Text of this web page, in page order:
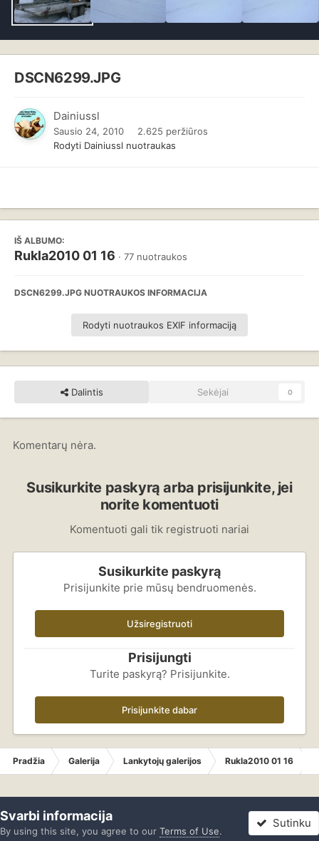
DSCN6299.JPG
Dainiussl
Sausio 24, 2010
2.625 peržiūros
Rodyti Dainiussl nuotraukas
IŠ ALBUMO:
Rukla2010 01 16 · 77 nuotraukos
DSCN6299.JPG NUOTRAUKOS INFORMACIJA
Rodyti nuotraukos EXIF informaciją
Dalintis Sekėjai 0
Komentarų nėra.
Susikurkite paskyrą arba prisijunkite, jei
norite komentuoti
Komentuoti gali tik registruoti nariai
Susikurkite paskyrą
Prisijunkite prie mūsų bendruomenės.
Užsiregistruoti
Prisijungti
Turite paskyrą? Prisijunkite.
Prisijunkite dabar
Pradžia Galerija Lankytojų galerijos Rukla2010 01 16
Svarbi informacija
By using this site, you agree to our Terms of Use.
Sutinku
Forumas Neskaityta Prisijungti Registracija Daugiau